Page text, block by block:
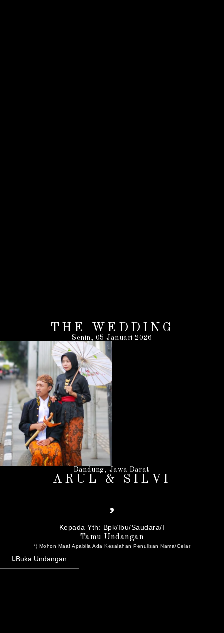
THE WEDDING
Senin, 05 Januari 2026
Bandung, Jawa Barat
ARUL & SILVI
Kepada Yth: Bpk/Ibu/Saudara/I
Tamu Undangan
*) Mohon Maaf Apabila Ada Kesalahan Penulisan Nama/gelar
Buka Undangan